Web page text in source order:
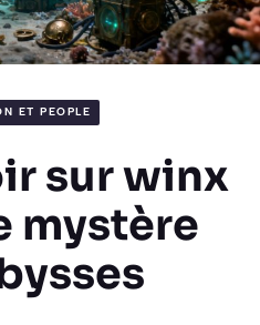
ET PEOPLE
sur winx
mystère